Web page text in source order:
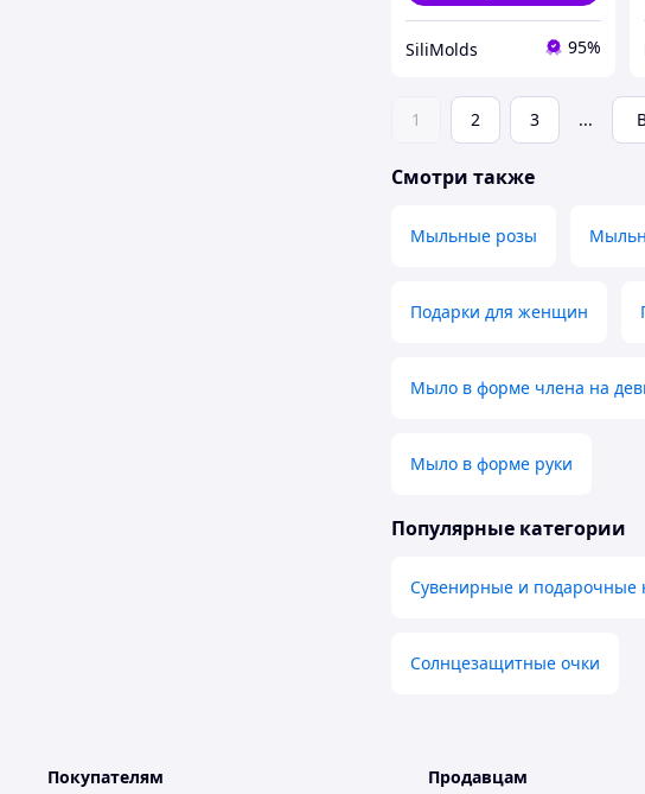
SiliMolds 95%
1 2 3 ...
Смотри также
Мыльные розы
Подарки для женщин
Мыло в форме члена на
Мыло в форме руки
Популярные категории
Сувенирные и подарочные
Солнцезащитные очки
Покупателям Продавцам